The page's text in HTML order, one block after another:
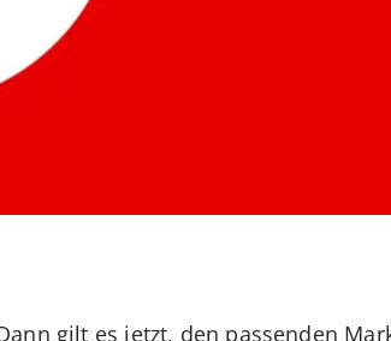
gilt es jetzt, den passenden